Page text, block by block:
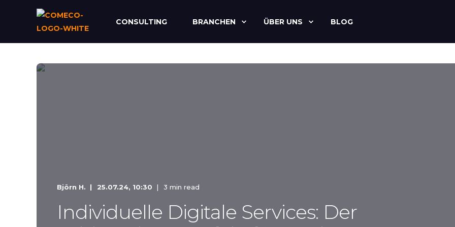
CONSULTING BRANCHEN ÜBER UNS BLOG
Björn H. 25.07.24, 10:30 3 min read
Individuelle Digitale Services: Der